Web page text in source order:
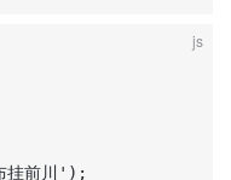
js
挂前川');